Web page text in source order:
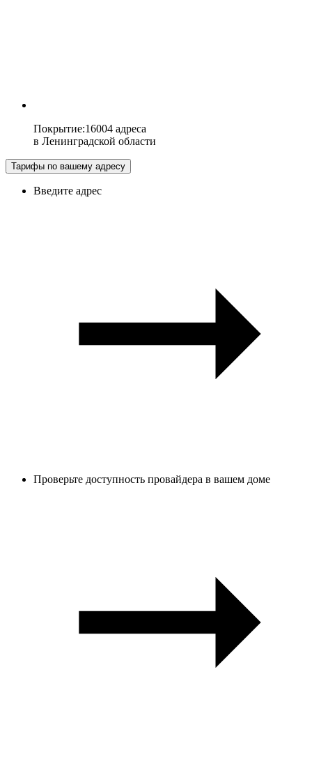
Покрытие:16004 адреса
в Ленинградской области
Тарифы по вашему адресу
Введите адрес
Проверьте доступность провайдера в вашем доме